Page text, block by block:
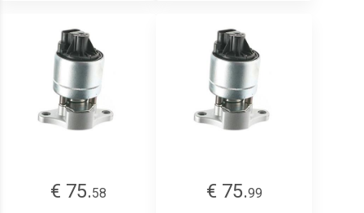
€ 75.58 € 75.99